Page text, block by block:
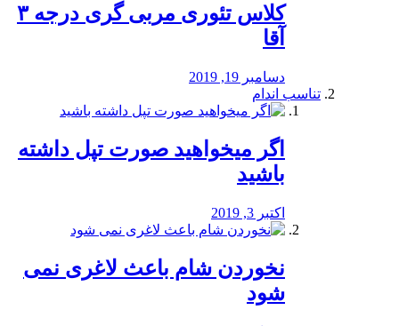
کلاس تئوری مربی گری درجه ۳
آقا
دسامبر 19, 2019
تناسب اندام
اگر میخواهید صورت تپل داشته
باشید
اکتبر 3, 2019
نخوردن شام باعث لاغری نمی
‌شود